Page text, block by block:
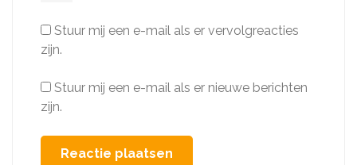
Stuur mij een e-mail als er vervolgreacties
zijn.
Stuur mij een e-mail als er nieuwe berichten
zijn.